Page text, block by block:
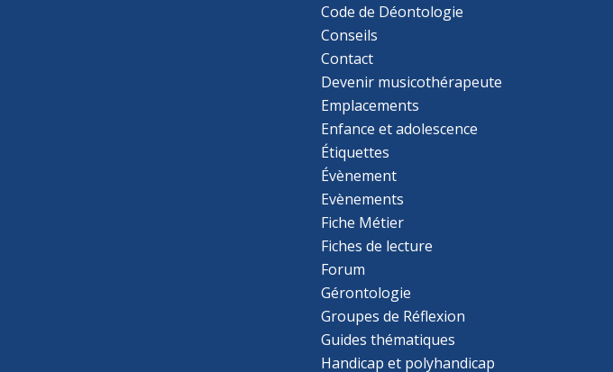
Code de Déontologie
Conseils
Contact
Devenir musicothérapeute
Emplacements
Enfance et adolescence
Étiquettes
Évènement
Evènements
Fiche Métier
Fiches de lecture
Forum
Gérontologie
Groupes de Réflexion
Guides thématiques
Handicap et polyhandicap